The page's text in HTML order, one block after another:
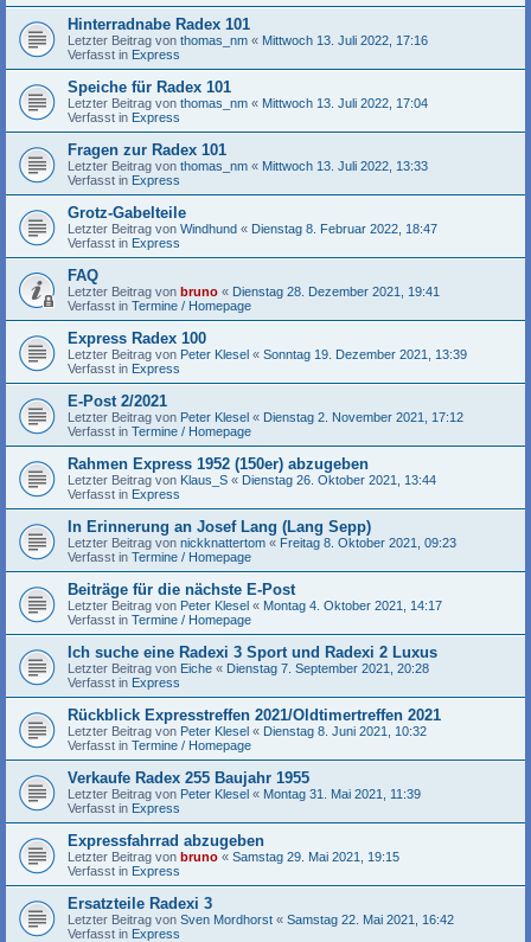
Hinterradnabe Radex 101
Letzter Beitrag von thomas_nm « Mittwoch 13. Juli 2022, 17:16
Verfasst in Express
Speiche für Radex 101
Letzter Beitrag von thomas_nm « Mittwoch 13. Juli 2022, 17:04
Verfasst in Express
Fragen zur Radex 101
Letzter Beitrag von thomas_nm « Mittwoch 13. Juli 2022, 13:33
Verfasst in Express
Grotz-Gabelteile
Letzter Beitrag von Windhund « Dienstag 8. Februar 2022, 18:47
Verfasst in Express
FAQ
Letzter Beitrag von bruno « Dienstag 28. Dezember 2021, 19:41
Verfasst in Termine / Homepage
Express Radex 100
Letzter Beitrag von Peter Klesel « Sonntag 19. Dezember 2021, 13:39
Verfasst in Express
E-Post 2/2021
Letzter Beitrag von Peter Klesel « Dienstag 2. November 2021, 17:12
Verfasst in Termine / Homepage
Rahmen Express 1952 (150er) abzugeben
Letzter Beitrag von Klaus_S « Dienstag 26. Oktober 2021, 13:44
Verfasst in Express
In Erinnerung an Josef Lang (Lang Sepp)
Letzter Beitrag von nickknattertom « Freitag 8. Oktober 2021, 09:23
Verfasst in Termine / Homepage
Beiträge für die nächste E-Post
Letzter Beitrag von Peter Klesel « Montag 4. Oktober 2021, 14:17
Verfasst in Termine / Homepage
Ich suche eine Radexi 3 Sport und Radexi 2 Luxus
Letzter Beitrag von Eiche « Dienstag 7. September 2021, 20:28
Verfasst in Express
Rückblick Expresstreffen 2021/Oldtimertreffen 2021
Letzter Beitrag von Peter Klesel « Dienstag 8. Juni 2021, 10:32
Verfasst in Termine / Homepage
Verkaufe Radex 255 Baujahr 1955
Letzter Beitrag von Peter Klesel « Montag 31. Mai 2021, 11:39
Verfasst in Express
Expressfahrrad abzugeben
Letzter Beitrag von bruno « Samstag 29. Mai 2021, 19:15
Verfasst in Express
Ersatzteile Radexi 3
Letzter Beitrag von Sven Mordhorst « Samstag 22. Mai 2021, 16:42
Verfasst in Express